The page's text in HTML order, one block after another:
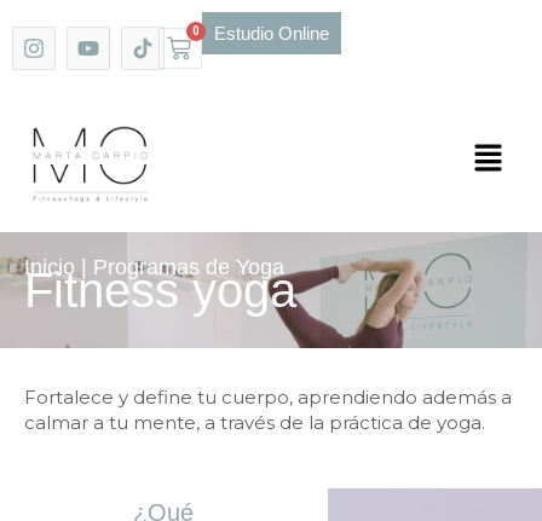
I
n
a
g
r
a
Y
o
b
e
T
i
k
0
CarritoEstudio Online
Main
Inicio | Programas de Yoga
Fitness yoga
Fortalece y define tu cuerpo, aprendiendo además a
calmar a tu mente, a través de la práctica de yoga.
¿Qué